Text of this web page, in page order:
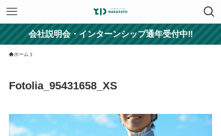
会社説明会・インターンシップ通年受付中‼
ホーム
Fotolia_95431658_XS